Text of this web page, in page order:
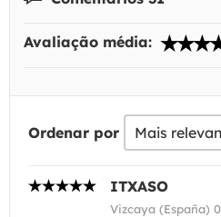
Avaliação média:
Ordenar por
ITXASO
Vizcaya (España)